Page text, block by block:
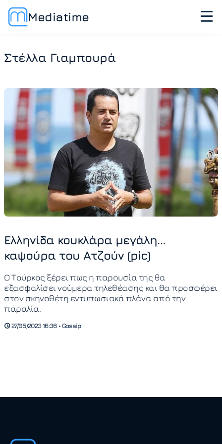
Mediatime
Στέλλα Γιαμπουρά
Ελληνίδα κουκλάρα μεγάλη…
καψούρα του Ατζούν (pic)
Ο Τούρκος ξέρει πως η παρουσία της θα
εξασφαλίσει νούμερα τηλεθέασης και θα προσφέρει
στον σκηνοθέτη εντυπωσιακά πλάνα από την
παραλία.
27/05/2023 16:36 • Gossip